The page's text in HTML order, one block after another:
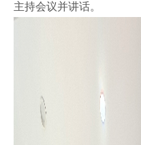
主持会议并讲话。